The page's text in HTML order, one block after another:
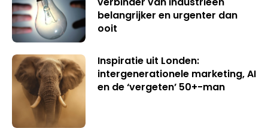
belangrijker en urgenter dan
ooit
Inspiratie uit Londen:
intergenerationele marketing, AI
en de ‘vergeten’ 50+-man